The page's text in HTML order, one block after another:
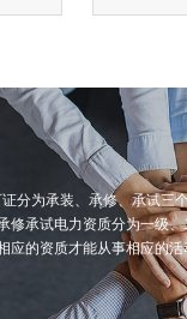
分为承装、承修、承试三
修承试电力资质分为一级、
应的资质才能从事相应的活